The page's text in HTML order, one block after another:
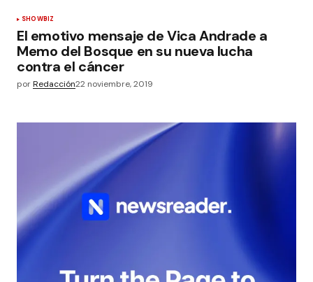
SHOWBIZ
El emotivo mensaje de Vica Andrade a
Memo del Bosque en su nueva lucha
contra el cáncer
porRedacción22 noviembre, 2019